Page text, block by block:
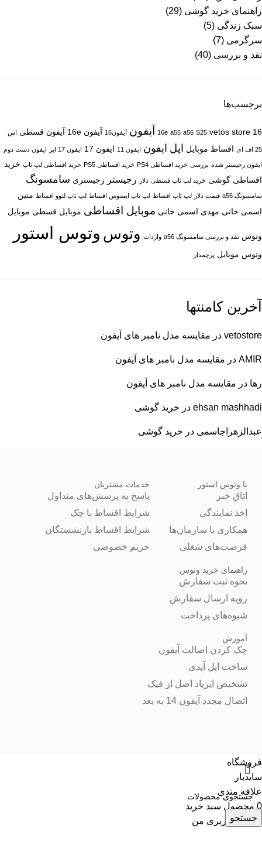
راهنمای خرید گوشی (29)
سبک زندگی (5)
سرگرمی (7)
نقد و بررسی (40)
برچسب‌ها
16
16e a55 a56 S25 vetos store آیفون آیفون16 آیفون 16e آیفون قسطی اس
25 اف ای اقساط موبایل اپل ایفون ایفون 11 ایفون 17 ایفون 17 ایر ایفون دست دوم
ایفون رجیستر شده بررسی خرید اقساطی PS4 خرید اقساطی PS5 خرید اقساطی لپ تاپ خرید
اقساطی گوشی خرید لپ تاپ قسطی دلار رجیستر رجیستری سامسونگ
سامسونگ a56 قیمت دلار لپ تاپ اقساط لپ تاپ ایسوس اقساط لپ تاپ لنوو اقساط
متین
اسمی خانی مهدی اسمی خانی موبایل اقساطی موبایل قسطی موبایل
وتوس نقد و بررسی سامسونگ a56 واردات وتوس وتوس استور
وتوس موبایل پرچمدار
آخرین کامنتها
vetostore در مقایسه مدل نامبر های آیفون
AMIR در مقایسه مدل نامبر های آیفون
رها در مقایسه مدل نامبر های آیفون
ehsan mashhadi در خرید گوشی
عبدالزهراجاسمی در خرید گوشی
با وتوس استور
اتاق خبر
اخذ نمایندگی
همکاری با سازمان‌ها
فرصت‌های شغلی
خدمات مشتریان
پاسخ به پرسش‌های متداول
شرایط اقساط با چک
شرایط اقساط بازنشستگان
حریم خصوصی
راهنمای خرید وتوس
نحوه ثبت سفارش
رویه ارسال سفارش
شیوه‌های پرداخت
آموزش
چک کردن اصالت آیفون
ساخت اپل آیدی
تشخیص ایرپاد اصل از فیک
اتصال مجدد آیفون 14 به بعد
جستجو
فروشگاه
سایدبار
علاقه مندی
0 محصول سبد خرید
حساب کاربری من